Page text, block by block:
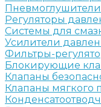
Пневмоглушители
Регуляторы
Системы для
Усилители
Фильтры-
Блокирующие
Клапаны
Клапаны мягкого